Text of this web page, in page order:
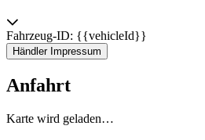
Fahrzeug-ID: {{vehicleId}}
Händler Impressum
Anfahrt
Karte wird geladen…